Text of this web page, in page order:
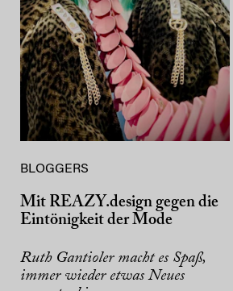
BLOGGERS
Mit REAZY.design gegen die
Eintönigkeit der Mode
Ruth Gantioler macht es Spaß,
immer wieder etwas Neues